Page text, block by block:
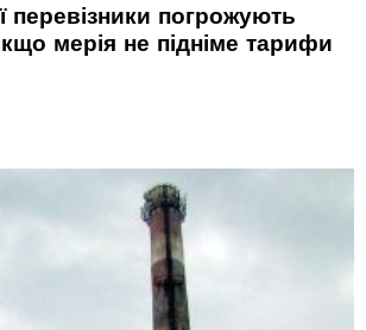
перевізники погрожують
мерія не підніме тарифи